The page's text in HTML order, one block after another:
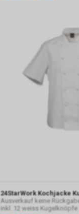
24StarWork Kochjacke
Ausverkauf keine
inkl. 12 weiss Kugelknöpfe